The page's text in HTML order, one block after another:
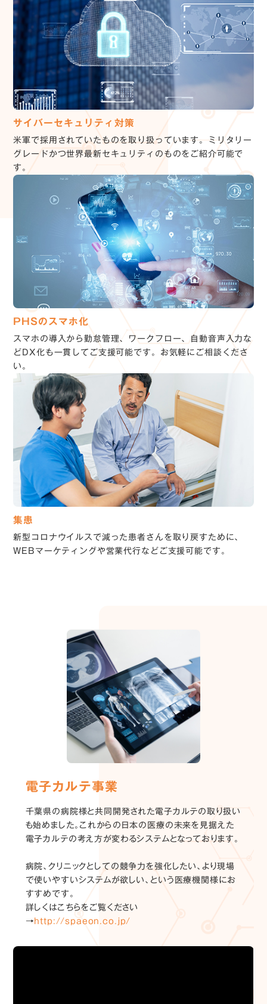
サイバーセキュリティ対策
米軍で採用されていたものを取り扱っています。ミリタリー
グレードかつ世界最新セキュリティのものをご紹介可能で
す。
PHSのスマホ化
スマホの導入から勤怠管理、ワークフロー、自動音声入力な
どDX化も一貫してご支援可能です。お気軽にご相談くださ
い。
集患
新型コロナウイルスで減った患者さんを取り戻すために、
WEBマーケティングや営業代行などご支援可能です。
電子カルテ事業
千葉県の病院様と共同開発された電子カルテの取り扱い
も始めました。これからの日本の医療の未来を見据えた
電子カルテの考え方が変わるシステムとなっております。
病院、クリニックとしての競争力を強化したい、より現場
で使いやすいシステムが欲しい、という医療機関様にお
すすめです。
詳しくはこちらをご覧ください
→ http://spaeon.co.jp/